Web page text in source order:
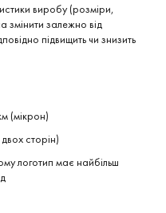
виробу (розміри,
змінити залежно від
підвищить чи знизить
(мікрон)
сторін)
логотип має найбільш